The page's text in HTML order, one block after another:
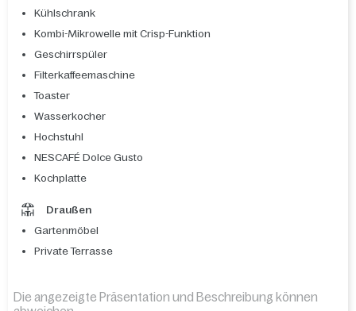
Kühlschrank
Kombi-Mikrowelle mit Crisp-Funktion
Geschirrspüler
Filterkaffeemaschine
Toaster
Wasserkocher
Hochstuhl
NESCAFÉ Dolce Gusto
Kochplatte
Draußen
Gartenmöbel
Private Terrasse
Die angezeigte Präsentation und Beschreibung können